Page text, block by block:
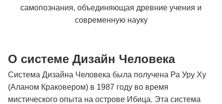
самопознания, объединяющая древние учения и
современную науку
О системе Дизайн Человека
Система Дизайна Человека была получена Ра Уру Ху
(Аланом Краковером) в 1987 году во время
мистического опыта на острове Ибица. Эта система